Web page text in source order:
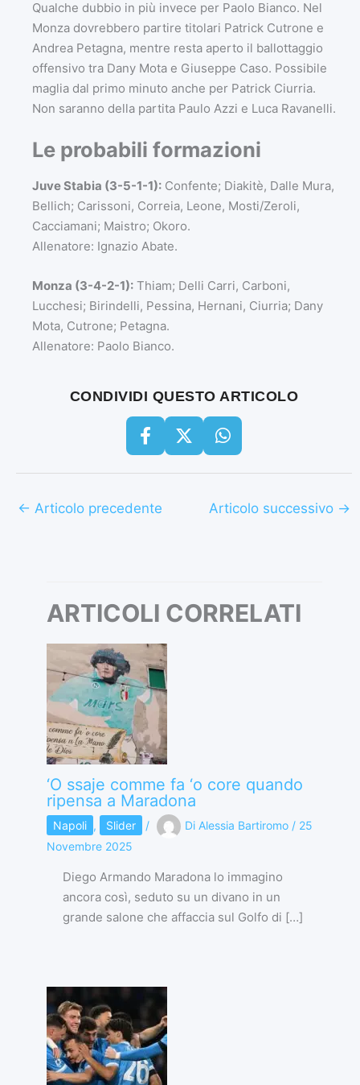
Qualche dubbio in più invece per Paolo Bianco. Nel
Monza dovrebbero partire titolari Patrick Cutrone e
Andrea Petagna, mentre resta aperto il ballottaggio
offensivo tra Dany Mota e Giuseppe Caso. Possibile
maglia dal primo minuto anche per Patrick Ciurria.
Non saranno della partita Paulo Azzi e Luca Ravanelli.
Le probabili formazioni
Juve Stabia (3-5-1-1): Confente; Diakitè, Dalle Mura,
Bellich; Carissoni, Correia, Leone, Mosti/Zeroli,
Cacciamani; Maistro; Okoro.
Allenatore: Ignazio Abate.
Monza (3-4-2-1): Thiam; Delli Carri, Carboni,
Lucchesi; Birindelli, Pessina, Hernani, Ciurria; Dany
Mota, Cutrone; Petagna.
Allenatore: Paolo Bianco.
CONDIVIDI QUESTO ARTICOLO
← Articolo precedente Articolo successivo →
ARTICOLI CORRELATI
‘O ssaje comme fa ‘o core quando
ripensa a Maradona
Napoli , Slider / Di Alessia Bartiromo / 25
Novembre 2025
Diego Armando Maradona lo immagino
ancora così, seduto su un divano in un
grande salone che affaccia sul Golfo di […]